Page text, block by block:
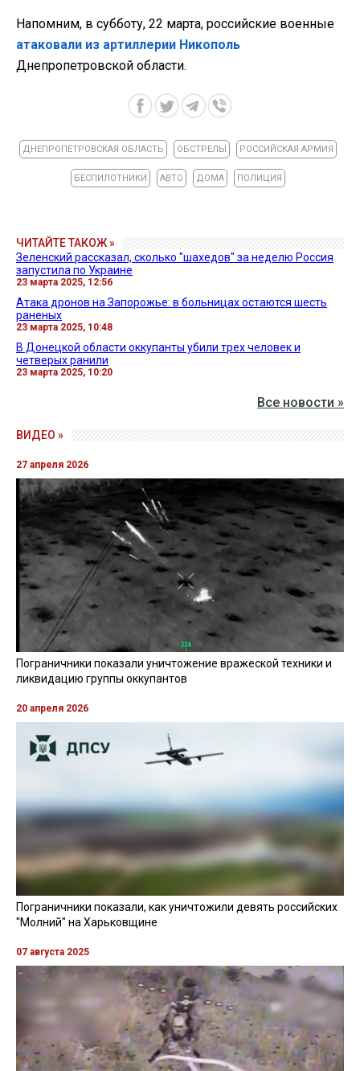
Напомним, в субботу, 22 марта, российские военные
атаковали из артиллерии Никополь
Днепропетровской области.
ДНЕПРОПЕТРОВСКАЯ ОБЛАСТЬ ОБСТРЕЛЫ РОССИЙСКАЯ АРМИЯ
БЕСПИЛОТНИКИ АВТО ДОМА ПОЛИЦИЯ
ЧИТАЙТЕ ТАКОЖ »
Зеленский рассказал, сколько "шахедов" за неделю Россия
запустила по Украине
23 марта 2025, 12:56
Атака дронов на Запорожье: в больницах остаются шесть
раненых
23 марта 2025, 10:48
В Донецкой области оккупанты убили трех человек и
четверых ранили
23 марта 2025, 10:20
Все новости »
ВИДЕО »
27 апреля 2026
Пограничники показали уничтожение вражеской техники и
ликвидацию группы оккупантов
20 апреля 2026
Пограничники показали, как уничтожили девять российских
"Молний" на Харьковщине
07 августа 2025